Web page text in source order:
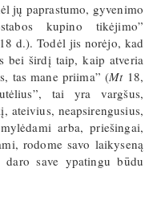
jų paprastumo, gyvenimo
kupino tikėjimo”
d.). Todėl jis norėjo, kad
bei širdį taip, kaip atveria
tas mane priima” (Mt18,
tai yra vargšus,
ateivius, neapsirengusius,
arba, priešingai,
rodome savo laikyseną
save ypatingu būdu